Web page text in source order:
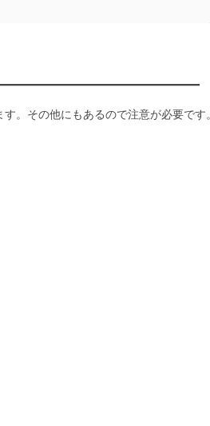
。その他にもあるので注意が必要です。